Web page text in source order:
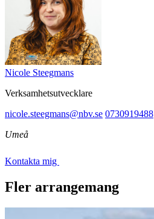
Nicole Steegmans
Verksamhetsutvecklare
nicole.steegmans@nbv.se 0730919488
Umeå
Kontakta mig
Fler arrangemang